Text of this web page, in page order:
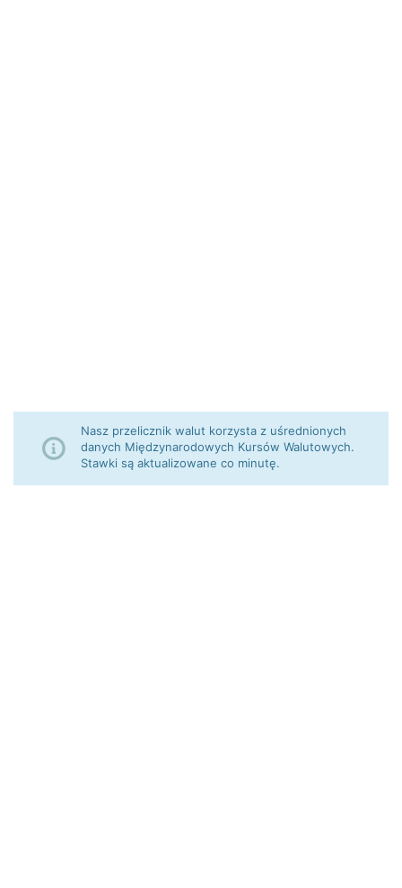
Nasz przelicznik walut korzysta z uśrednionych
danych Międzynarodowych Kursów Walutowych.
Stawki są aktualizowane co minutę.